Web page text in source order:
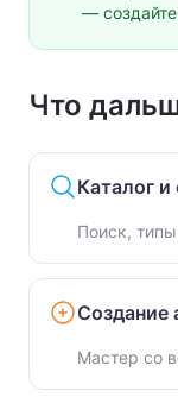
—
Что
Каталог
Поиск,
Создание
Мастер со